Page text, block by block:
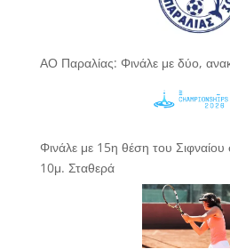
ΑΟ Παραλίας: Φινάλε με δύο,
Φινάλε με 15η θέση του
10μ. Σταθερά